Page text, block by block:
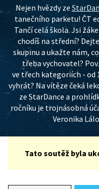
Nejen hvězdy ze
tanečního parketu! ČT
Tančí celá škola. Jsi
chodíš na střední?
skupinu a ukažte nám,
třeba vychovatel?
ve třech kategoriích - od
vyhrát? Na vítěze čeká
ze StarDance a
ročníku je trojnásobná
Veronika
Tato soutěž byla